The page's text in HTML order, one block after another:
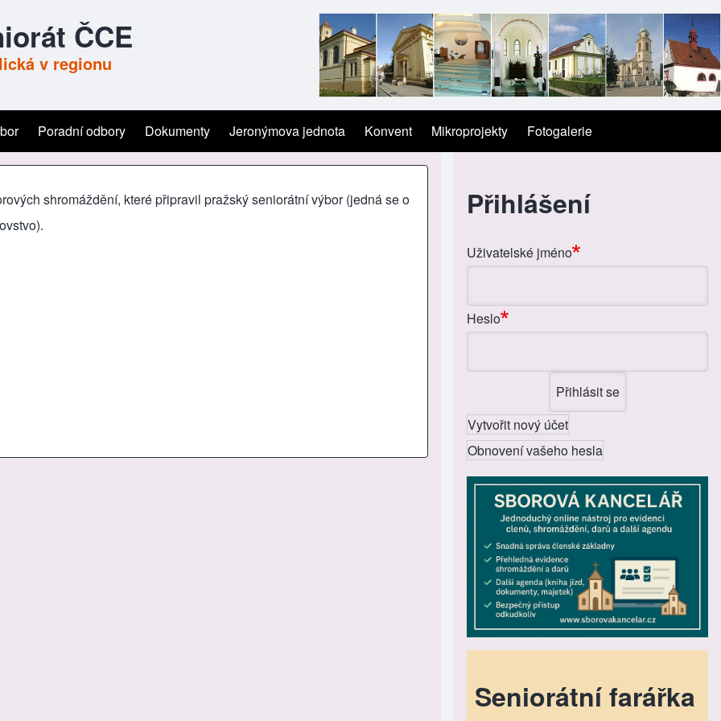
ČCE
v regionu
Poradní odbory Dokumenty Jeronýmova jednota Konvent Mikroprojekty Fotogalerie
shromáždění, které připravil pražský seniorátní výbor (jedná se o
Přihlášení
Uživatelské jméno
Heslo
Vytvořit nový účet
Obnovení vašeho hesla
Seniorátní farářka